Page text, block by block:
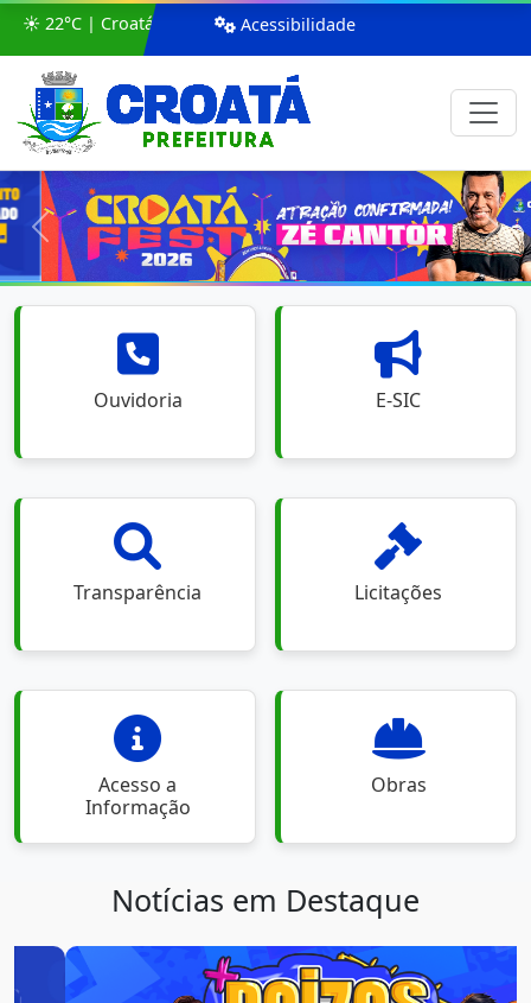
Acessibilidade
☀️ 22°C | Croatá
Anterior
Ouvidoria E-SIC
Transparência Licitações
Acesso a
Informação
Obras
Notícias em Destaque